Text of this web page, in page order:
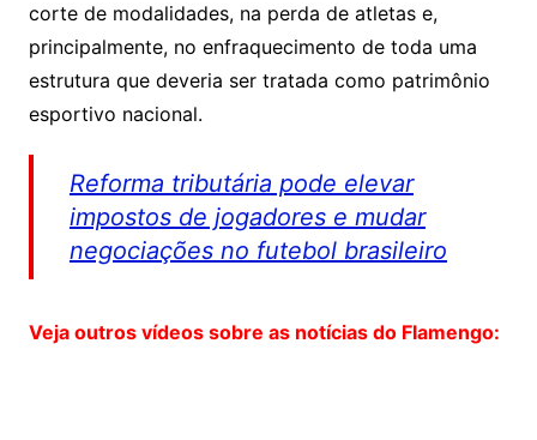
corte de modalidades, na perda de atletas e,
principalmente, no enfraquecimento de toda uma
estrutura que deveria ser tratada como patrimônio
esportivo nacional.
Reforma tributária pode elevar
impostos de jogadores e mudar
negociações no futebol brasileiro
Veja outros vídeos sobre as notícias do Flamengo: